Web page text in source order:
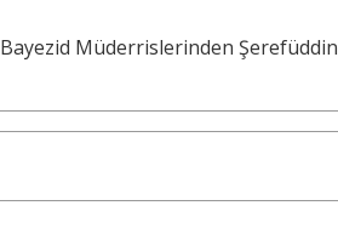
Bayezid Müderrislerinden Şerefüddin